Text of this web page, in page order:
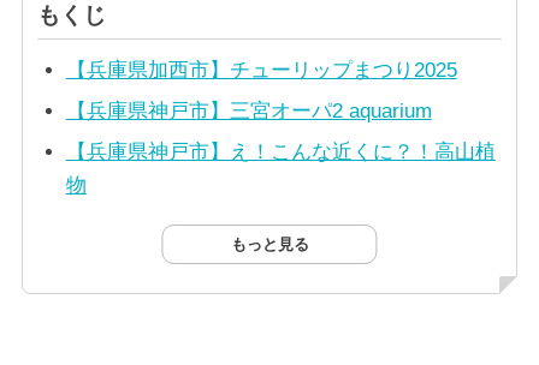
もくじ
【兵庫県加西市】チューリップまつり2025
【兵庫県神戸市】三宮オーパ2 aquarium
【兵庫県神戸市】え！こんな近くに？！高山植
物
もっと見る